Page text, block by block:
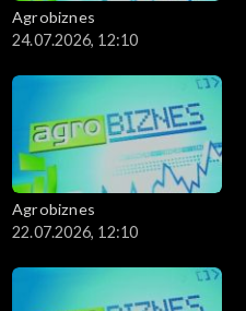
Agrobiznes
24.07.2026, 12:10
Agrobiznes
22.07.2026, 12:10